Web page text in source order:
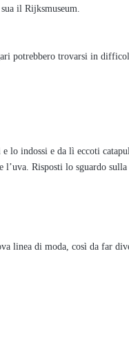
il Rijksmuseum.
potrebbero trovarsi in
lo indossi e da lì eccoti
l’uva. Risposti lo sguardo sulla
linea di moda, così da far